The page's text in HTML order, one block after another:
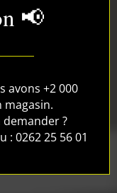
📢
avons +2 000
magasin.
?
: 0262 25 56 01